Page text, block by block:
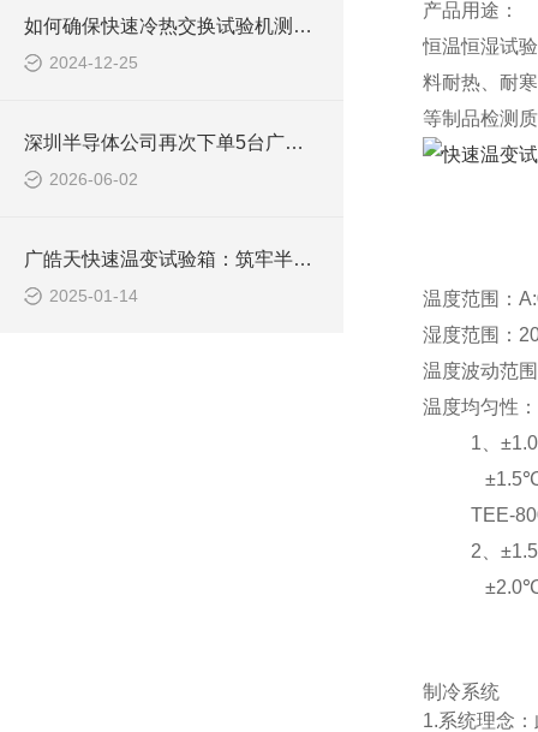
如何确保快速冷热交换试验机测试的准确性和可靠性
2024-12-25
深圳半导体公司再次下单5台广皓天快温变箱，品质部总工坦言“真的好用”
2026-06-02
广皓天快速温变试验箱：筑牢半导体芯片品质根基
2025-01-14
产品用途：
恒温恒湿试
料耐热、耐
等制品检测
温度范围：
湿度范围：
温度波动范
温度均匀性
1、±1.0℃
±1.5℃（
TEE-
2、±1.5℃
±2.0℃（
制冷系统
1.系统理念